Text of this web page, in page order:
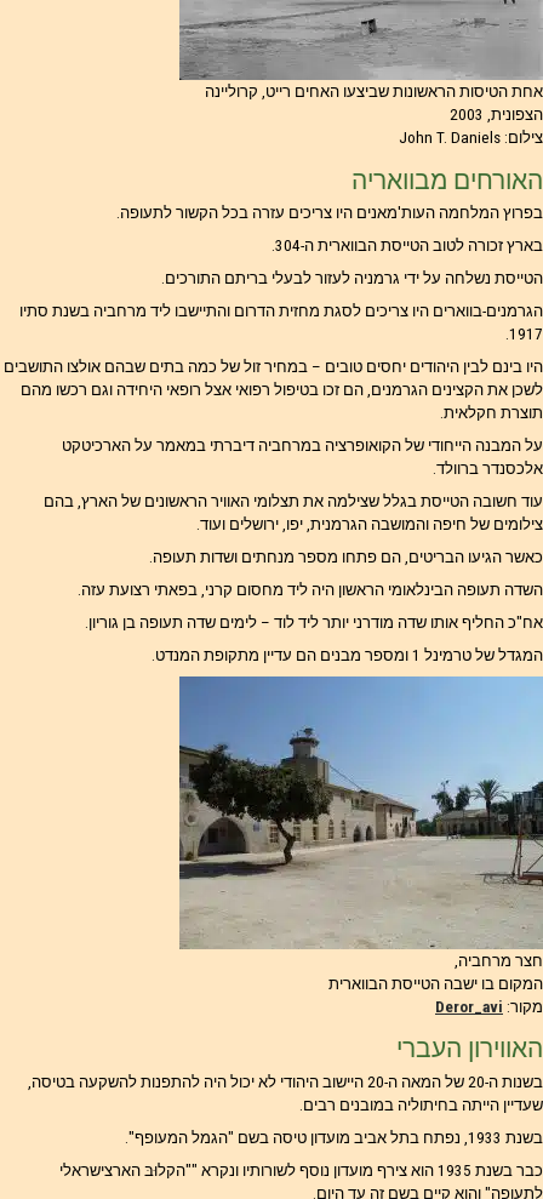
אחת הטיסות הראשונות שביצעו האחים רייט, קרוליינה
הצפונית, 2003
צילום: John T. Daniels
האורחים מבוואריה
בפרוץ המלחמה העות'מאנים היו צריכים עזרה בכל הקשור לתעופה.
בארץ זכורה לטוב הטייסת הבווארית ה-304.
הטייסת נשלחה על ידי גרמניה לעזור לבעלי בריתם התורכים.
הגרמנים-בווארים היו צריכים לסגת מחזית הדרום והתיישבו ליד מרחביה בשנת סתיו
1917.
היו בינם לבין היהודים יחסים טובים – במחיר זול של כמה בתים שבהם אולצו התושבים
לשכן את הקצינים הגרמנים, הם זכו בטיפול רפואי אצל רופאי היחידה וגם רכשו מהם
תוצרת חקלאית.
על המבנה הייחודי של הקואופרציה במרחביה דיברתי במאמר על הארכיטקט
אלכסנדר ברוולד.
עוד חשובה הטייסת בגלל שצילמה את תצלומי האוויר הראשונים של הארץ, בהם
צילומים של חיפה והמושבה הגרמנית, יפו, ירושלים ועוד.
כאשר הגיעו הבריטים, הם פתחו מספר מנחתים ושדות תעופה.
השדה תעופה הבינלאומי הראשון היה ליד מחסום קרני, בפאתי רצועת עזה.
אח"כ החליף אותו שדה מודרני יותר ליד לוד – לימים שדה תעופה בן גוריון.
המגדל של טרמינל 1 ומספר מבנים הם עדיין מתקופת המנדט.
חצר מרחביה,
המקום בו ישבה הטייסת הבווארית
מקור: Deror_avi
האווירון העברי
בשנות ה-20 של המאה ה-20 היישוב היהודי לא יכול היה להתפנות להשקעה בטיסה,
שעדיין הייתה בחיתוליה במובנים רבים.
בשנת 1933, נפתח בתל אביב מועדון טיסה בשם "הגמל המעופף".
כבר בשנת 1935 הוא צירף מועדון נוסף לשורותיו ונקרא ""הקלוּבּ הארצישראלי
לתעופה" והוא קיים בשם זה עד היום.